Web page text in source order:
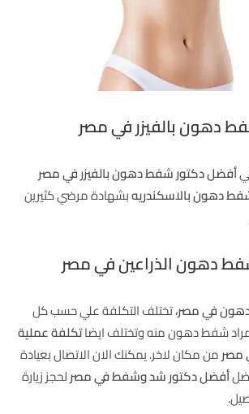
دهون بالفيزر في مصر
أفضل دكتور شفط دهون بالفيزر في مصر
دهون بالاسكندريهبشهادة مرضي كثيرين
دهون الذراعين في مصر
في مصر،تختلف التكلفة علي حسب كل
شفط دهون منه وتختلف ايضاتكلفة عملية
مصرمن مكان لاخر. يمكنك الان الاتصال بعيادة
أفضل دكتور شد وشفط في مصرلحجز زيارة